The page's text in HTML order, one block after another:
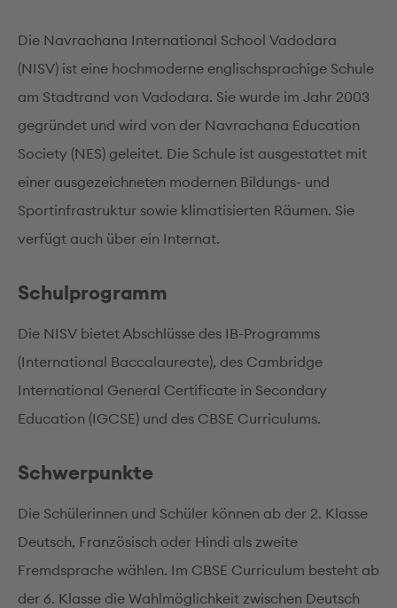
Die Navrachana International School Vadodara
(NISV) ist eine hochmoderne englischsprachige Schule
am Stadtrand von Vadodara. Sie wurde im Jahr 2003
gegründet und wird von der Navrachana Education
Society (NES) geleitet. Die Schule ist ausgestattet mit
einer ausgezeichneten modernen Bildungs- und
Sportinfrastruktur sowie klimatisierten Räumen. Sie
verfügt auch über ein Internat.
Schulprogramm
Die NISV bietet Abschlüsse des IB-Programms
(International Baccalaureate), des Cambridge
International General Certificate in Secondary
Education (IGCSE) und des CBSE Curriculums.
Schwerpunkte
Die Schülerinnen und Schüler können ab der 2. Klasse
Deutsch, Französisch oder Hindi als zweite
Fremdsprache wählen. Im CBSE Curriculum besteht ab
der 6. Klasse die Wahlmöglichkeit zwischen Deutsch